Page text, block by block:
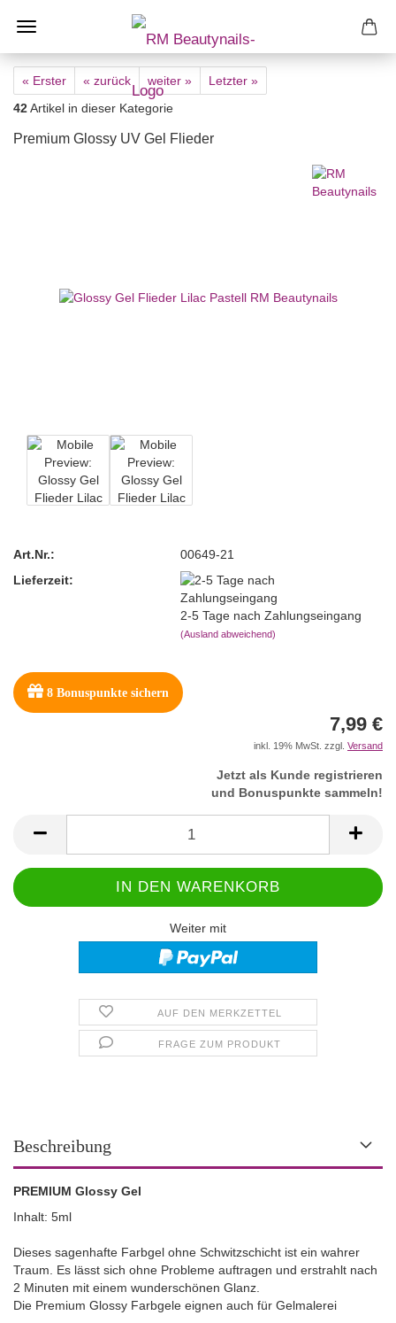
« Erster « zurück weiter »
Letzter »
42Artikel in dieser Kategorie
Premium Glossy UV Gel Flieder
Art.Nr.:
00649-21
Lieferzeit:
2-5 Tage nach Zahlungseingang
(Ausland abweichend)
8 Bonuspunkte sichern
7,99 €
inkl. 19% MwSt. zzgl. Versand
Jetzt als Kunde registrieren
und Bonuspunkte sammeln!
Weiter mit
AUF DEN MERKZETTEL
FRAGE ZUM PRODUKT
Beschreibung
PREMIUM Glossy Gel
Inhalt: 5ml
Dieses sagenhafte Farbgel ohne Schwitzschicht ist ein wahrer
Traum. Es lässt sich ohne Probleme auftragen und erstrahlt nach
2 Minuten mit einem wunderschönen Glanz.
Die Premium Glossy Farbgele eignen auch für Gelmalerei